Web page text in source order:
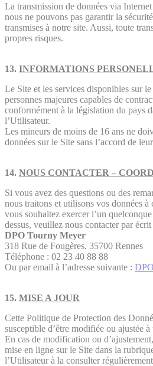
La transmission de données via
nous ne pouvons pas garantir la
transmises à notre site. Aussi, toute
propres risques.
13. INFORMATIONS
Le Site et les services disponibles sur le
personnes majeures capables de
conformément à la législation du pays
l’Utilisateur.
Les mineurs de moins de 16 ans ne
données sur le Site sans l’accord de
14. NOUS CONTACTER –
Si vous avez des questions ou des
nous traitons et utilisons vos données à
vous souhaitez exercer l’un
dessus, veuillez nous contacter par écrit
DPO Tourny Meyer
318 Rue de Fougères, 35700 Rennes
Téléphone : 02 23 40 88 88
Ou par email à l’adresse suivante :
15. MISE A JOUR
Cette Politique de Protection des
susceptible d’être modifiée ou ajustée
En cas de modification ou
mise en ligne sur le Site dans la
l’Utilisateur à la consulter